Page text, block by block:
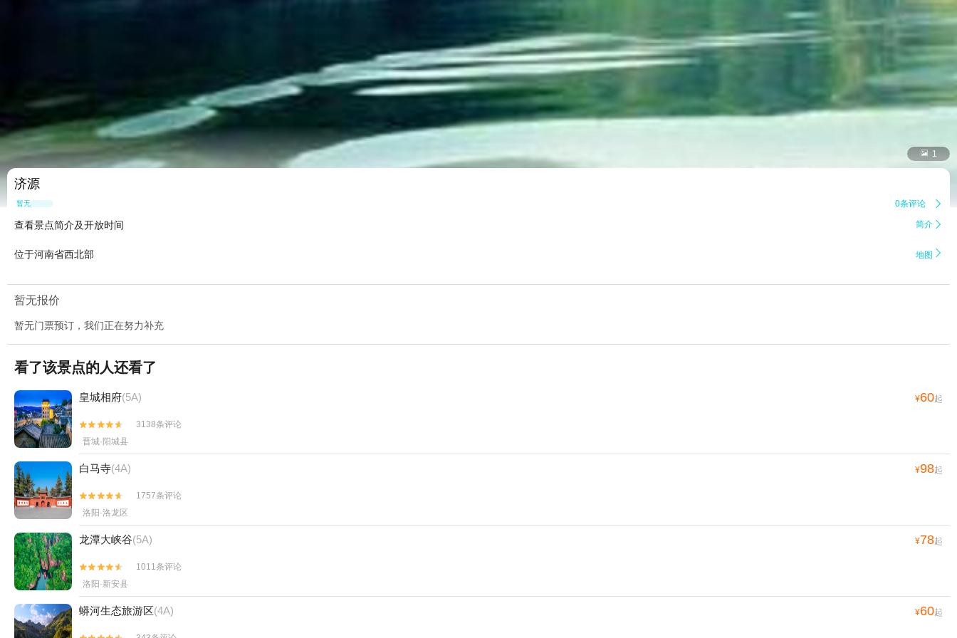
 1
济源
暂无点评 0条评论 
查看景点简介及开放时间 简介 
位于河南省西北部 地图 
暂无报价
暂无门票预订，我们正在努力补充
看了该景点的人还看了
皇城相府(5A) ¥60起


3138条评论
晋城·阳城县
白马寺(4A) ¥98起


1757条评论
洛阳·洛龙区
龙潭大峡谷(5A) ¥78起


1011条评论
洛阳·新安县
蟒河生态旅游区(4A) ¥60起